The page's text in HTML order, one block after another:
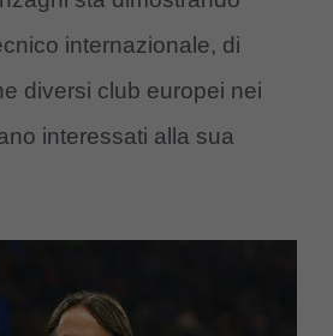
internazionale, di
diversi club europei nei
interessati alla sua